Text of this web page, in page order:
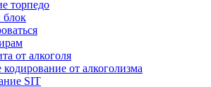
торпедо
блок
от алкоголя
кодирование от алкоголизма
SIT